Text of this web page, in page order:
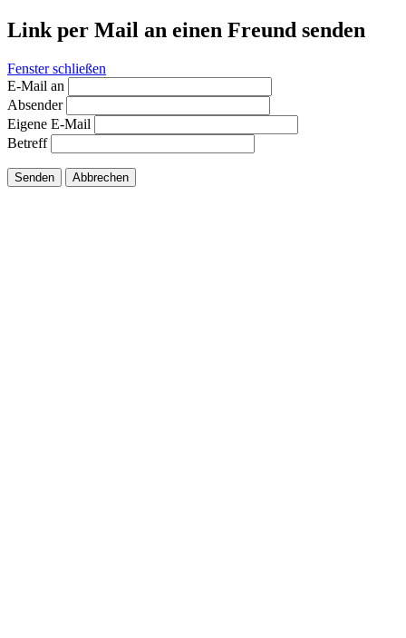
Link per Mail an einen Freund senden
Fenster schließen
E-Mail an
Absender
Eigene E-Mail
Betreff
Senden Abbrechen